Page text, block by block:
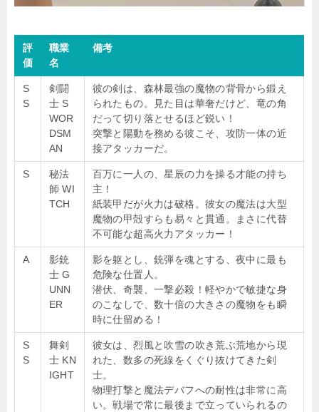
評
価
職業
名
備考
S
S
剣闘
士 S
WOR
DSM
AN
彼の剣は、森林最強の魔物の背骨から鍛え
られたもの。見た目は華奢だけど、竜の角
だって切り落とせるほど鋭い！
突撃と陽動を務める彼こそ、攻防一体の近
接アタッカーだ。
S
秘法
師 WI
TCH
百万に一人の、星辰の力を操る才能の持ち
主！
紙装甲だが火力は破格。彼女の魔法は大型
魔物の甲殻すらも易々と貫通。まさに代替
不可能な超高火力アタッカー！
A
影銃
士 G
UNN
ER
影を躯とし、銃弾を魂とする、夜中に最も
危険な仕置人。
潜伏、奇襲、一撃必殺！軽やかで敏捷な身
のこなしで、数十倍の大きさの魔物をも瞬
時に仕留める！
S
S
舞剣
士 KN
IGHT
彼女は、烈風と吹雪の吹き荒ぶ荒地から現
れた、数多の死線をくぐり抜けてきた剣
士。
物理打撃と魔法デバフへの耐性は非常に高
い。戦場で常に最後まで立っていられるの